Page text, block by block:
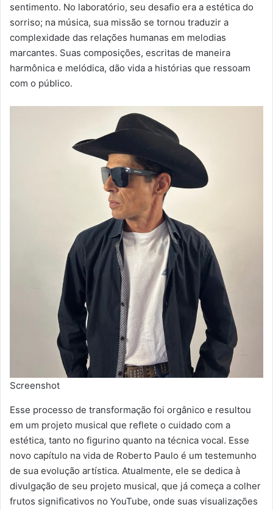
sentimento. No laboratório, seu desafio era a estética do
sorriso; na música, sua missão se tornou traduzir a
complexidade das relações humanas em melodias
marcantes. Suas composições, escritas de maneira
harmônica e melódica, dão vida a histórias que ressoam
com o público.
Screenshot
Esse processo de transformação foi orgânico e resultou
em um projeto musical que reflete o cuidado com a
estética, tanto no figurino quanto na técnica vocal. Esse
novo capítulo na vida de Roberto Paulo é um testemunho
de sua evolução artística. Atualmente, ele se dedica à
divulgação de seu projeto musical, que já começa a colher
frutos significativos no YouTube, onde suas visualizações